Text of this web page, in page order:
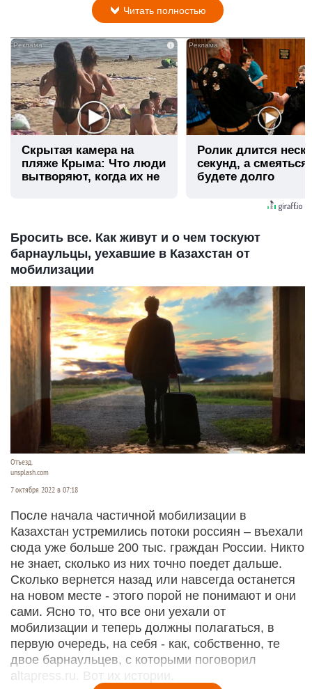
Читать полностью
i
Скрытая камера на
пляже Крыма: Что люди
вытворяют, когда их не
Ролик длится
секунд, а
будете долго
Бросить все. Как живут и о чем тоскуют
барнаульцы, уехавшие в Казахстан от
мобилизации
Отъезд.
unsplash.com
7 октября 2022 в 07:18
После начала частичной мобилизации в
Казахстан устремились потоки россиян – въехали
сюда уже больше 200 тыс. граждан России. Никто
не знает, сколько из них точно поедет дальше.
Сколько вернется назад или навсегда останется
на новом месте - этого порой не понимают и они
сами. Ясно то, что все они уехали от
мобилизации и теперь должны полагаться, в
первую очередь, на себя - как, собственно, те
двое барнаульцев, с которыми поговорил
altapress.ru. Вот их истории.